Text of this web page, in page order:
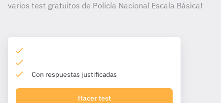
varios test gratuitos de Policía Nacional Escala Básica!
Con respuestas justificadas
Hacer test